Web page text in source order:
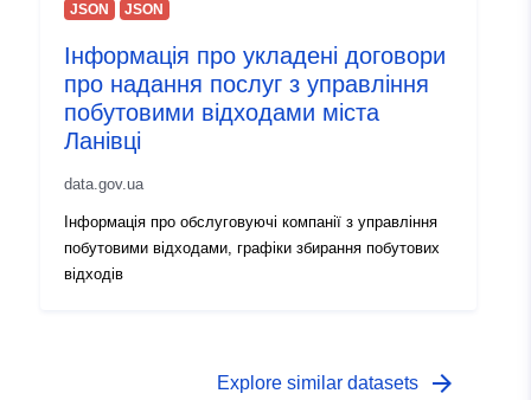
JSON JSON
Інформація про укладені договори
про надання послуг з управління
побутовими відходами міста
Ланівці
data.gov.ua
Інформація про обслуговуючі компанії з управління
побутовими відходами, графіки збирання побутових
відходів
Explore similar datasets arrow_forward